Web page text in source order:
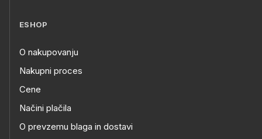
ESHOP
O nakupovanju
Nakupni proces
Cene
Načini plačila
O prevzemu blaga in dostavi